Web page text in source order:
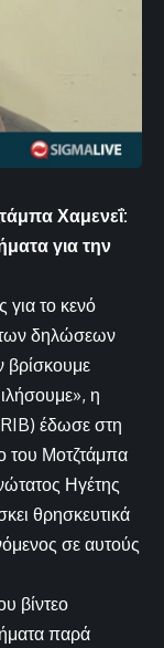
Χαμενεΐ:
για την
το κενό
των δηλώσεων
βρίσκουμε
η
έδωσε στη
του Μοτζτάμπα
Ηγέτης
θρησκευτικά
σε αυτούς
βίντεο
παρά